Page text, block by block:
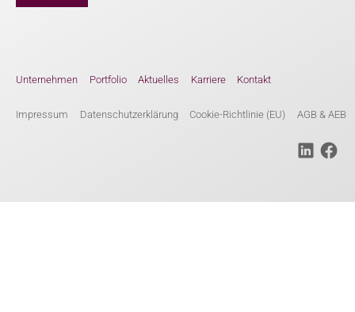
Unternehmen Portfolio Aktuelles Karriere Kontakt
Impressum Datenschutzerklärung Cookie-Richtlinie (EU) AGB & AEB